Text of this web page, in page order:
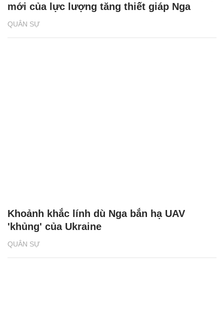
QUÂN SỰ
mới của lực lượng tăng thiết giáp Nga
QUÂN SỰ
Khoảnh khắc lính dù Nga bắn hạ UAV
'khủng' của Ukraine